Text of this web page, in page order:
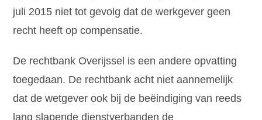
juli 2015 niet tot gevolg dat de werkgever geen
recht heeft op compensatie.
De rechtbank Overijssel is een andere opvatting
toegedaan. De rechtbank acht niet aannemelijk
dat de wetgever ook bij de beëindiging van reeds
lang slapende dienstverbanden de